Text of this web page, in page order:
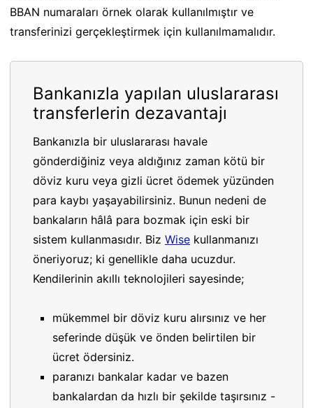
BBAN numaraları örnek olarak kullanılmıştır ve
transferinizi gerçekleştirmek için kullanılmamalıdır.
Bankanızla yapılan uluslararası
transferlerin dezavantajı
Bankanızla bir uluslararası havale
gönderdiğiniz veya aldığınız zaman kötü bir
döviz kuru veya gizli ücret ödemek yüzünden
para kaybı yaşayabilirsiniz. Bunun nedeni de
bankaların hâlâ para bozmak için eski bir
sistem kullanmasıdır. Biz Wise kullanmanızı
öneriyoruz; ki genellikle daha ucuzdur.
Kendilerinin akıllı teknolojileri sayesinde;
mükemmel bir döviz kuru alırsınız ve her
seferinde düşük ve önden belirtilen bir
ücret ödersiniz.
paranızı bankalar kadar ve bazen
bankalardan da hızlı bir şekilde taşırsınız -